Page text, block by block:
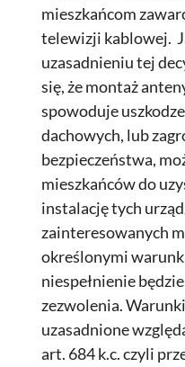
mieszkańcom
telewizji kablowej.
uzasadnieniu tej
się, że montaż
spowoduje
dachowych, lub
bezpieczeństwa,
mieszkańców do
instalację tych
zainteresowanych
określonymi
niespełnienie
zezwolenia.
uzasadnione
art. 684 k.c. czyli